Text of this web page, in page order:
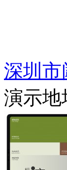
深圳市
演示地